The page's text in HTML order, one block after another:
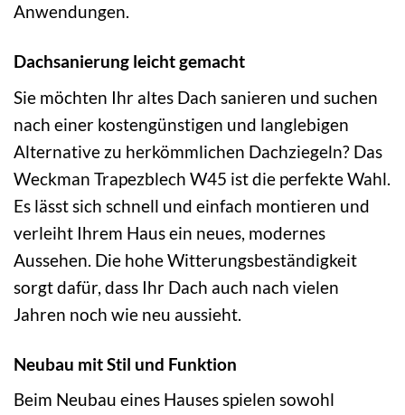
Anwendungen.
Dachsanierung leicht gemacht
Sie möchten Ihr altes Dach sanieren und suchen
nach einer kostengünstigen und langlebigen
Alternative zu herkömmlichen Dachziegeln? Das
Weckman Trapezblech W45 ist die perfekte Wahl.
Es lässt sich schnell und einfach montieren und
verleiht Ihrem Haus ein neues, modernes
Aussehen. Die hohe Witterungsbeständigkeit
sorgt dafür, dass Ihr Dach auch nach vielen
Jahren noch wie neu aussieht.
Neubau mit Stil und Funktion
Beim Neubau eines Hauses spielen sowohl